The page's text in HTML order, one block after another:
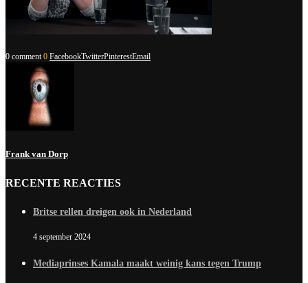
0 comment 0 FacebookTwitterPinterestEmail
Frank van Dorp
RECENTE REACTIES
Britse rellen dreigen ook in Nederland
4 september 2024
Mediaprinses Kamala maakt weinig kans tegen Trump